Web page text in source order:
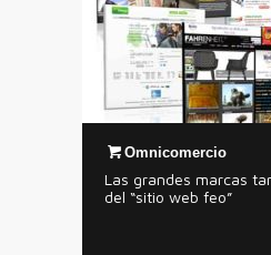
Omnicomercio
Las grandes marcas
del “sitio web feo”